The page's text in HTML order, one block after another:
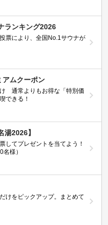
ランキング2026
票により、全国No.1サウナが
アムクーポン
通常よりもお得な「特別価
できる！
湯2026】
してプレゼントを当てよう！
名様）
けをピックアップ。まとめて